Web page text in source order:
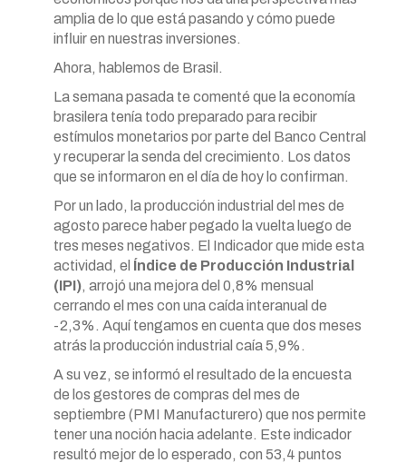
amplia de lo que está pasando y cómo puede
influir en nuestras inversiones.
Ahora, hablemos de Brasil.
La semana pasada te comenté que la economía
brasilera tenía todo preparado para recibir
estímulos monetarios por parte del Banco Central
y recuperar la senda del crecimiento. Los datos
que se informaron en el día de hoy lo confirman.
Por un lado, la producción industrial del mes de
agosto parece haber pegado la vuelta luego de
tres meses negativos. El Indicador que mide esta
actividad, el Índice de Producción Industrial
(IPI), arrojó una mejora del 0,8% mensual
cerrando el mes con una caída interanual de
-2,3%. Aquí tengamos en cuenta que dos meses
atrás la producción industrial caía 5,9%.
A su vez, se informó el resultado de la encuesta
de los gestores de compras del mes de
septiembre (PMI Manufacturero) que nos permite
tener una noción hacia adelante. Este indicador
resultó mejor de lo esperado, con 53,4 puntos